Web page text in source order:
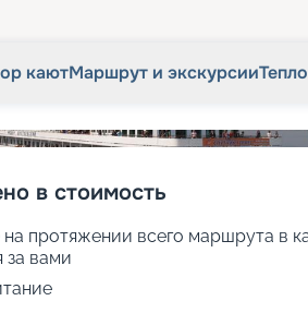
каютМаршрут и экскурсии
в стоимость
протяжении всего маршрута в
за вами